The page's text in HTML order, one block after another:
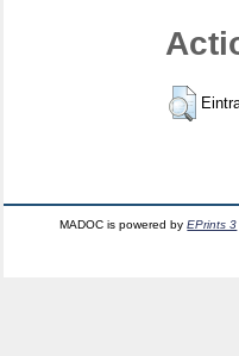
MADOC is powered byEPrints 3